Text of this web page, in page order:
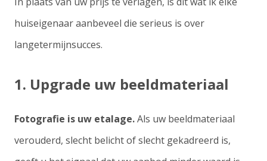
huiseigenaar aanbeveel die serieus is over
langetermijnsucces.
1. Upgrade uw beeldmateriaal
Fotografie is uw etalage.Als uw beeldmateriaal
verouderd, slecht belicht of slecht gekadreerd is,